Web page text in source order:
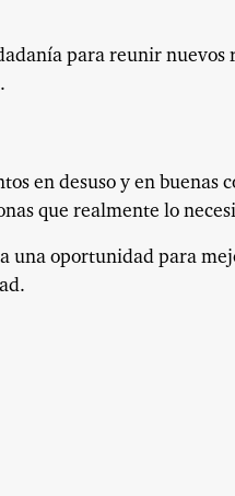
para reunir nuevos
en desuso y en buenas
que realmente lo
una oportunidad para